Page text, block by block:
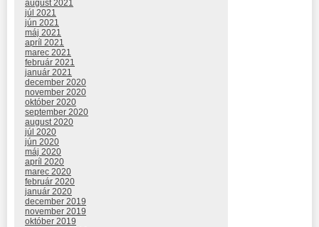
august 2021
júl 2021
jún 2021
máj 2021
apríl 2021
marec 2021
február 2021
január 2021
december 2020
november 2020
október 2020
september 2020
august 2020
júl 2020
jún 2020
máj 2020
apríl 2020
marec 2020
február 2020
január 2020
december 2019
november 2019
október 2019